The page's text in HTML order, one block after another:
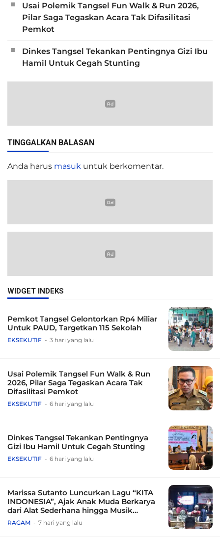
Usai Polemik Tangsel Fun Walk & Run 2026,
Pilar Saga Tegaskan Acara Tak Difasilitasi
Pemkot
Dinkes Tangsel Tekankan Pentingnya Gizi Ibu
Hamil Untuk Cegah Stunting
TINGGALKAN BALASAN
Anda harus masuk untuk berkomentar.
WIDGET INDEKS
Pemkot Tangsel Gelontorkan Rp4 Miliar
Untuk PAUD, Targetkan 115 Sekolah
EKSEKUTIF 3 hari yang lalu
Usai Polemik Tangsel Fun Walk & Run
2026, Pilar Saga Tegaskan Acara Tak
Difasilitasi Pemkot
EKSEKUTIF 6 hari yang lalu
Dinkes Tangsel Tekankan Pentingnya
Gizi Ibu Hamil Untuk Cegah Stunting
EKSEKUTIF 6 hari yang lalu
Marissa Sutanto Luncurkan Lagu “KITA
INDONESIA”, Ajak Anak Muda Berkarya
dari Alat Sederhana hingga Musik
Tradisional
RAGAM 7 hari yang lalu